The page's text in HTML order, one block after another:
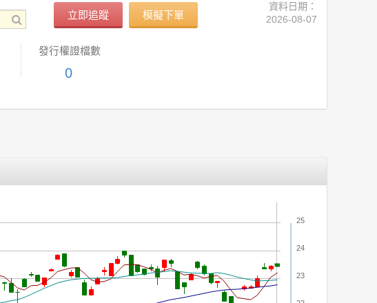
立即追蹤 模擬下單
資料日期：
2026-08-07
發行權證檔數
0
23
24
25